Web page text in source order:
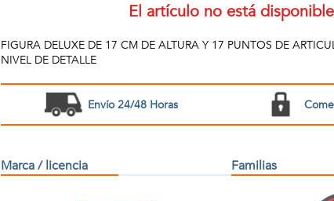
El artículo no está disponible
FIGURA DELUXE DE 17 CM DE ALTURA Y 17 PUNTOS DE
NIVEL DE DETALLE
Envío 24/48 Horas
Marca / licencia Familias